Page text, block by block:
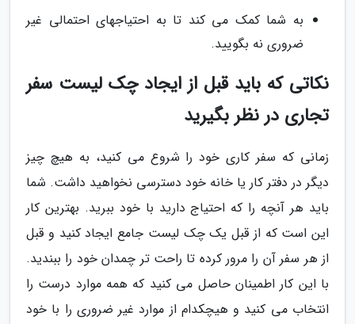
به شما کمک می کند تا به احتیاجهای احتمالی غیر
ضروری نه بگویید.
نکاتی که باید قبل از ایجاد چک لیست سفر
تجاری در نظر بگیرید
زمانی که سفر کاری خود را شروع می کنید، به هیچ چیز
دیگر در دفتر کار یا خانه خود دسترسی نخواهید داشت. شما
باید هر آنچه را که احتیاج دارید با خود ببرید. بهترین کار
این است که از قبل یک چک لیست جامع ایجاد کنید و قبل
از هر سفر آن را مرور کرده تا راحت تر چمدان خود را ببندید.
با این کار اطمینان حاصل می کنید که همه موارد درست را
انتخاب می کنید و هیچکدام از موارد غیر ضروری را با خود